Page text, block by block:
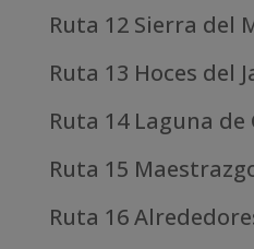
Ruta 12 Sierra del
Ruta 13 Hoces del
Ruta 14 Laguna
Ruta 15
Ruta 16